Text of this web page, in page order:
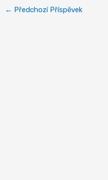
← Předchozí Příspěvek